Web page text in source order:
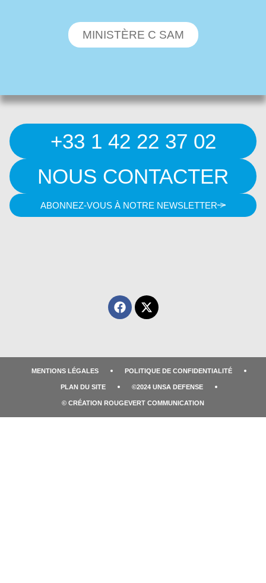
MINISTÈRE C SAM
+33 1 42 22 37 02
NOUS CONTACTER
ABONNEZ-VOUS À NOTRE NEWSLETTER
MENTIONS LÉGALES POLITIQUE DE CONFIDENTIALITÉ
PLAN DU SITE ©2024 UNSA DEFENSE
© CRÉATION ROUGEVERT COMMUNICATION